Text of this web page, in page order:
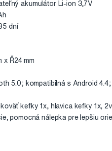
akumulátor Li-ion 3,7V
dní
x Ř24 mm
5.0; kompatibilná s Android
kefky 1x, hlavica kefky 1x,
pomocná nálepka pre lepšiu